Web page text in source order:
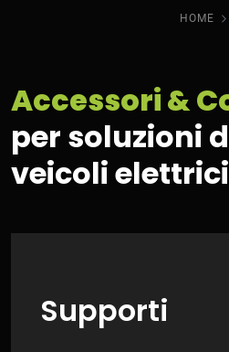
HOME
Accessori &
per soluzioni
veicoli elettrici
Supporti